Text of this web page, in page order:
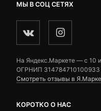
МЫ В СОЦ СЕТЯХ
На Яндекс.Маркете — c 10
ОГРНИП 314784710100933
Смотреть отзывы в
КОРОТКО О НАС